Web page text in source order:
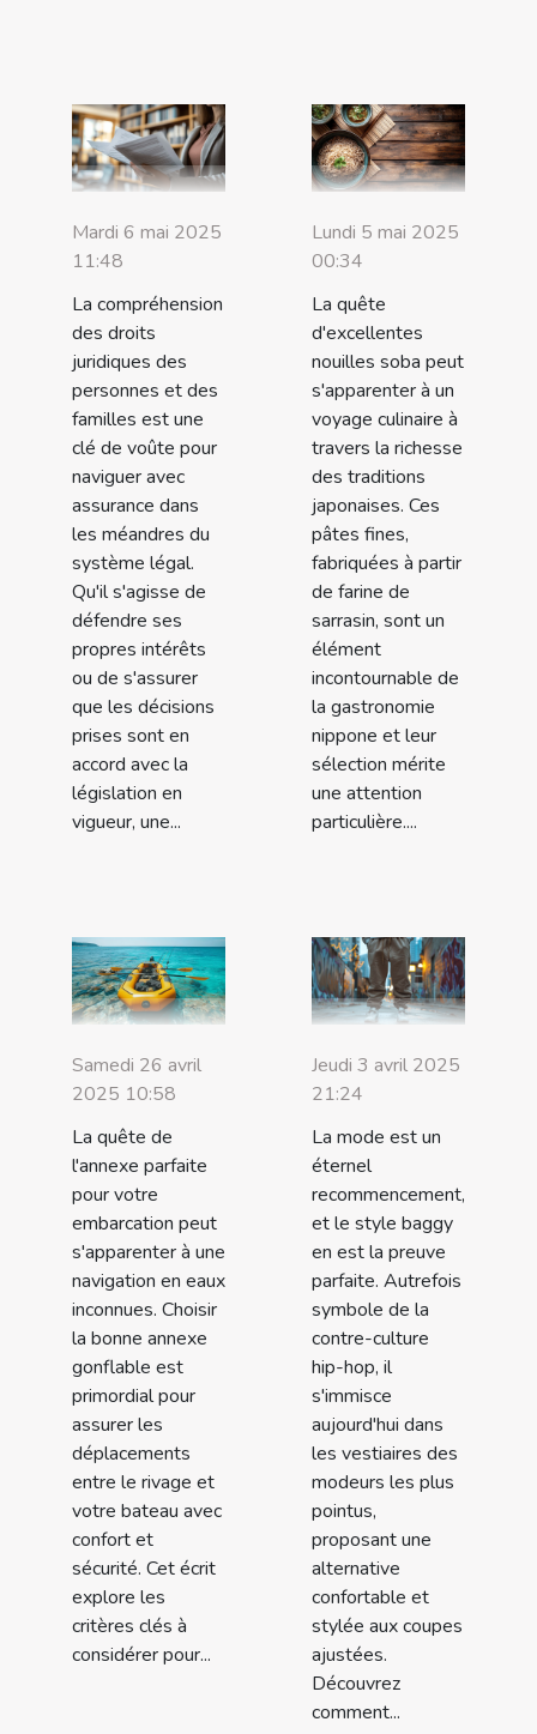
Mardi 6 mai 2025
11:48
La compréhension
des droits
juridiques des
personnes et des
familles est une
clé de voûte pour
naviguer avec
assurance dans
les méandres du
système légal.
Qu'il s'agisse de
défendre ses
propres intérêts
ou de s'assurer
que les décisions
prises sont en
accord avec la
législation en
vigueur, une...
Lundi 5 mai 2025
00:34
La quête
d'excellentes
nouilles soba peut
s'apparenter à un
voyage culinaire à
travers la richesse
des traditions
japonaises. Ces
pâtes fines,
fabriquées à partir
de farine de
sarrasin, sont un
élément
incontournable de
la gastronomie
nippone et leur
sélection mérite
une attention
particulière....
Samedi 26 avril
2025 10:58
La quête de
l'annexe parfaite
pour votre
embarcation peut
s'apparenter à une
navigation en eaux
inconnues. Choisir
la bonne annexe
gonflable est
primordial pour
assurer les
déplacements
entre le rivage et
votre bateau avec
confort et
sécurité. Cet écrit
explore les
critères clés à
considérer pour...
Jeudi 3 avril 2025
21:24
La mode est un
éternel
recommencement,
et le style baggy
en est la preuve
parfaite. Autrefois
symbole de la
contre-culture
hip-hop, il
s'immisce
aujourd'hui dans
les vestiaires des
modeurs les plus
pointus,
proposant une
alternative
confortable et
stylée aux coupes
ajustées.
Découvrez
comment...